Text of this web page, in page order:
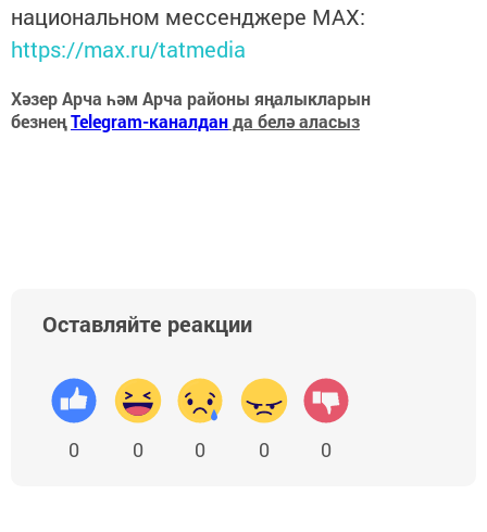
национальном мессенджере MАХ:
https://max.ru/tatmedia
Хәзер Арча һәм Арча районы яңалыкларын
безнеңTelegram-каналданда белә аласыз
Оставляйте реакции
0 0 0 0 0